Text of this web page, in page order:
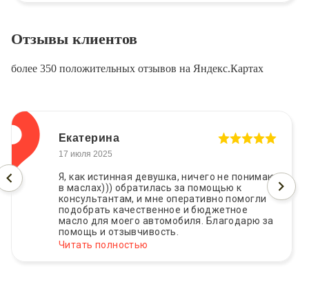
Отзывы клиентов
более 350 положительных отзывов на Яндекс.Картах
Екатерина
17 июля 2025
Я, как истинная девушка, ничего не понимаю
в маслах))) обратилась за помощью к
консультантам, и мне оперативно помогли
подобрать качественное и бюджетное
масло для моего автомобиля. Благодарю за
помощь и отзывчивость.
Читать полностью